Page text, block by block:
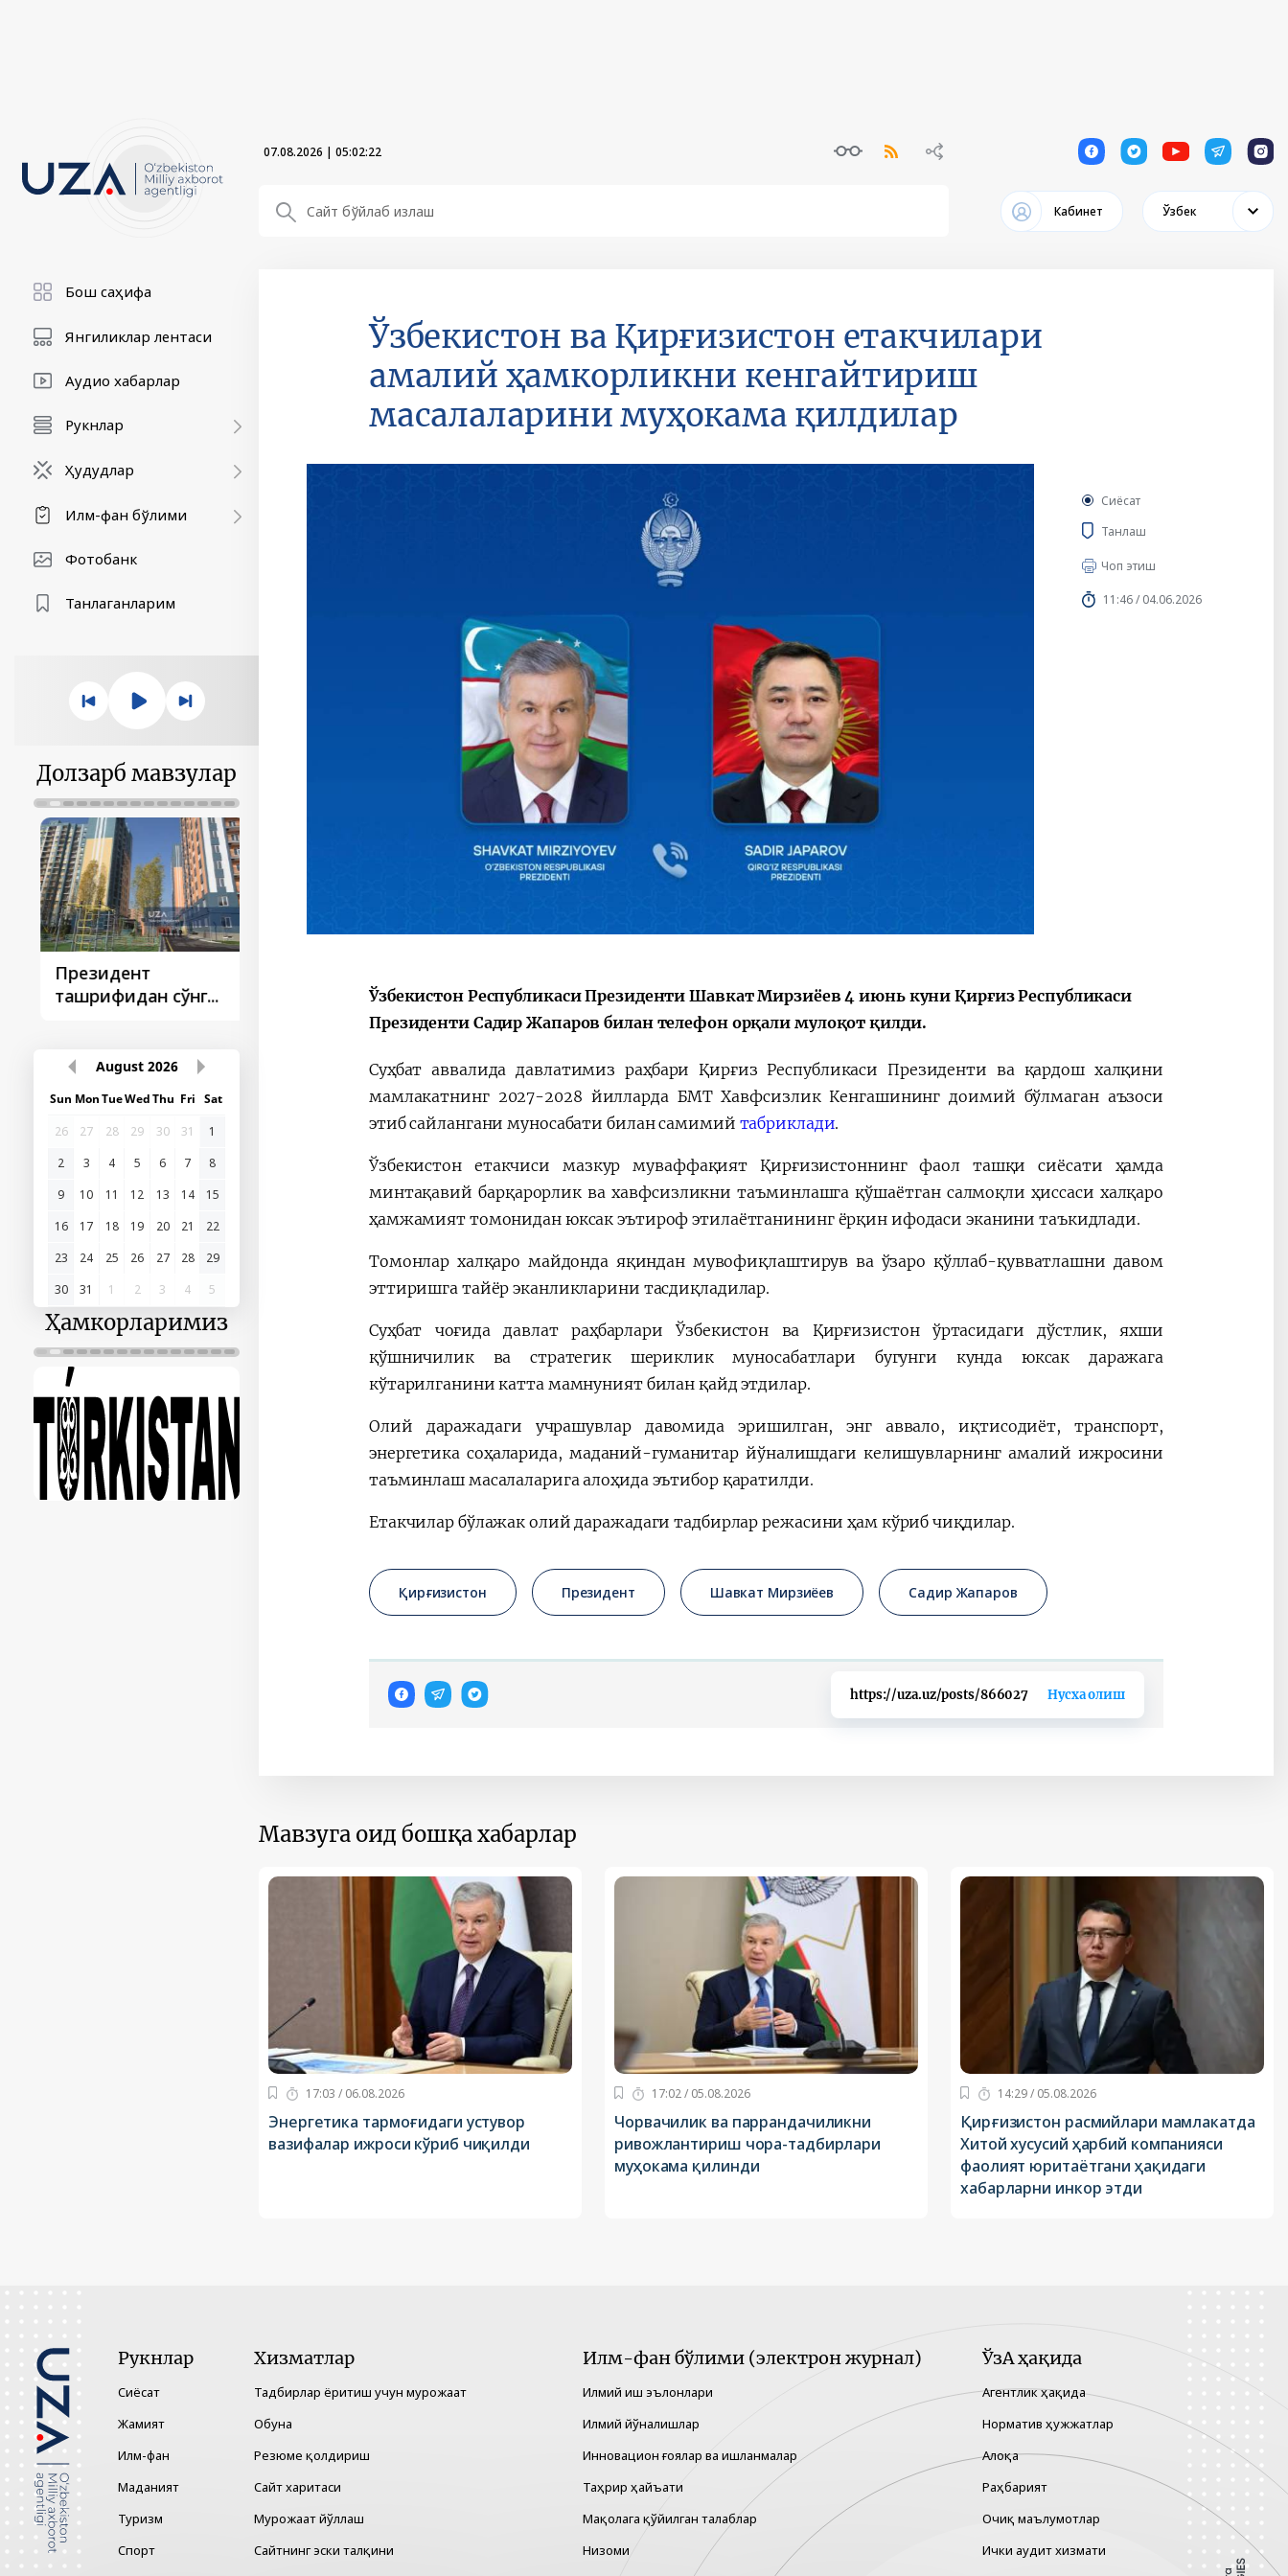
07.08.2026 | 05:02:23 1 1 1 1 1
Кабинет Ўзбек
Бош саҳифа
Янгиликлар лентаси
Аудио хабарлар
Рукнлар
Ҳудудлар
Илм-фан бўлими
Фотобанк
Танлаганларим
Долзарб мавзулар
Президент
ташрифидан сўнг...
ташрифлари
стратегияси
Мирзиёев
видеоселектор
йиғилишлари
August 2026
Sun MonTueWedThu Fri Sat
26
27 28 29 30 31
1
2
3 4 5 6 7
8
9
10 11 12 13 14
15
16
17 18 19 20 21
22
23
24 25 26 27 28
29
30
31 1 2 3 4 5
Ҳамкорларимиз
Ўзбекистон ва Қирғизистон етакчилари
амалий ҳамкорликни кенгайтириш
масалаларини муҳокама қилдилар
Сиёсат
Танлаш
Чоп этиш
11:46 / 04.06.2026
Ўзбекистон Республикаси Президенти Шавкат Мирзиёев 4 июнь куни Қирғиз Республикаси
Президенти Садир Жапаров билан телефон орқали мулоқот қилди.
Суҳбат аввалида давлатимиз раҳбари Қирғиз Республикаси Президенти ва қардош халқини
мамлакатнинг 2027-2028 йилларда БМТ Хавфсизлик Кенгашининг доимий бўлмаган аъзоси
этиб сайлангани муносабати билан самимий табриклади.
Ўзбекистон етакчиси мазкур муваффақият Қирғизистоннинг фаол ташқи сиёсати ҳамда
минтақавий барқарорлик ва хавфсизликни таъминлашга қўшаётган салмоқли ҳиссаси халқаро
ҳамжамият томонидан юксак эътироф этилаётганининг ёрқин ифодаси эканини таъкидлади.
Томонлар халқаро майдонда яқиндан мувофиқлаштирув ва ўзаро қўллаб-қувватлашни давом
эттиришга тайёр эканликларини тасдиқладилар.
Суҳбат чоғида давлат раҳбарлари Ўзбекистон ва Қирғизистон ўртасидаги дўстлик, яхши
қўшничилик ва стратегик шериклик муносабатлари бугунги кунда юксак даражага
кўтарилганини катта мамнуният билан қайд этдилар.
Олий даражадаги учрашувлар давомида эришилган, энг аввало, иқтисодиёт, транспорт,
энергетика соҳаларида, маданий-гуманитар йўналишдаги келишувларнинг амалий ижросини
таъминлаш масалаларига алоҳида эътибор қаратилди.
Етакчилар бўлажак олий даражадаги тадбирлар режасини ҳам кўриб чиқдилар.
Қирғизистон Президент Шавкат Мирзиёев Садир Жапаров
https://uza.uz/posts/866027 Нусха олиш
Мавзуга оид бошқа хабарлар
17:03 / 06.08.2026
Энергетика тармоғидаги устувор
вазифалар ижроси кўриб чиқилди
17:02 / 05.08.2026
Чорвачилик ва паррандачиликни
ривожлантириш чора-тадбирлари
муҳокама қилинди
14:29 / 05.08.2026
Қирғизистон расмийлари мамлакатда
Хитой хусусий ҳарбий компанияси
фаолият юритаётгани ҳақидаги
хабарларни инкор этди
Рукнлар
Сиёсат
Жамият
Илм-фан
Маданият
Туризм
Спорт
Хизматлар
Тадбирлар ёритиш учун мурожаат
Обуна
Резюме қолдириш
Сайт харитаси
Мурожаат йўллаш
Сайтнинг эски талқини
Илм-фан бўлими (электрон журнал)
Илмий иш эълонлари
Илмий йўналишлар
Инновацион ғоялар ва ишланмалар
Таҳрир ҳайъати
Мақолага қўйилган талаблар
Низоми
ЎзА ҳақида
Агентлик ҳақида
Норматив ҳужжатлар
Алоқа
Раҳбарият
Очиқ маълумотлар
Ички аудит хизмати